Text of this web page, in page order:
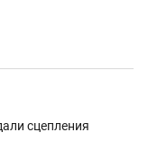
сцепления